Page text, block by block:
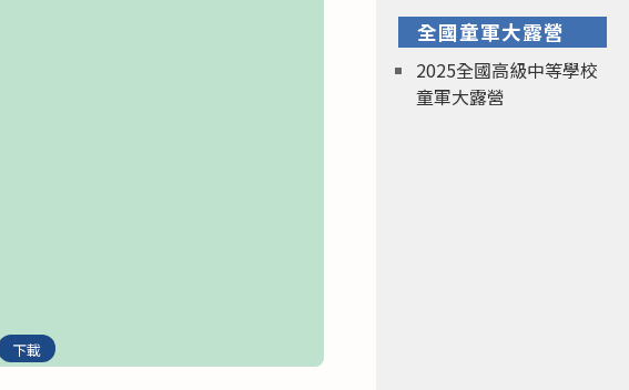
下載
全國童軍大露營
2025全國高級中等學校
童軍大露營